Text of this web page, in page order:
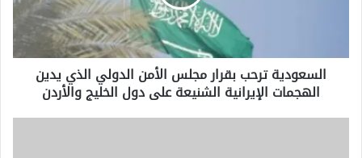
الهجمات
الإيرانية
الشنيعة
السعودية ترحب بقرار مجلس الأمن الدولي الذي يدين
الهجمات الإيرانية الشنيعة على دول الخليج والأردن